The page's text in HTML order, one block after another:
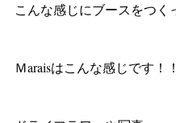
こんな感じにブースをつく
Ｍaraisはこんな感じです！！